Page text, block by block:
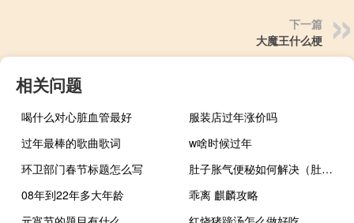
下一篇
大魔王什么梗
相关问题
喝什么对心脏血管最好
服装店过年涨价吗
过年最棒的歌曲歌词
w啥时候过年
环卫部门春节标题怎么写
肚子胀气便秘如何解决（肚子胀气而且便秘是怎么回事）
08年到22年多大年龄
乖离 麒麟攻略